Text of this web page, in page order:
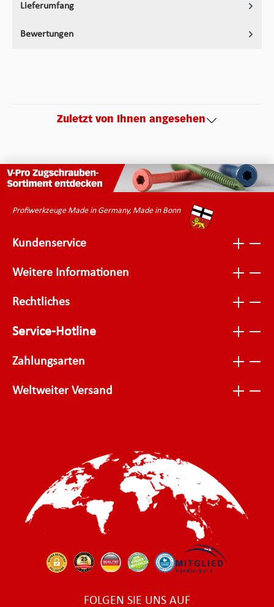
Lieferumfang
Bewertungen
Zuletzt von Ihnen angesehen
Profiwerkzeuge Made in Germany, Made in Bonn
Kundenservice
Weitere Informationen
Rechtliches
Service-Hotline
Zahlungsarten
Weltweiter Versand
FOLGEN SIE UNS AUF